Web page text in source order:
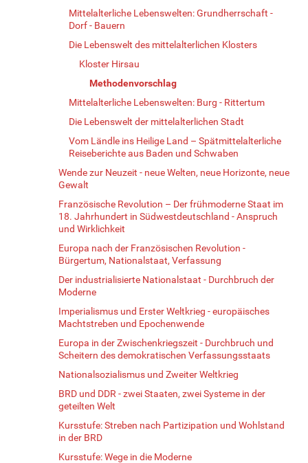
Mittelalterliche Lebenswelten: Grundherrschaft -
Dorf - Bauern
Die Lebenswelt des mittelalterlichen Klosters
Kloster Hirsau
Methodenvorschlag
Mittelalterliche Lebenswelten: Burg - Rittertum
Die Lebenswelt der mittelalterlichen Stadt
Vom Ländle ins Heilige Land – Spätmittelalterliche
Reiseberichte aus Baden und Schwaben
Wende zur Neuzeit - neue Welten, neue Horizonte, neue
Gewalt
Französische Revolution – Der frühmoderne Staat im
18. Jahrhundert in Südwestdeutschland - Anspruch
und Wirklichkeit
Europa nach der Französischen Revolution -
Bürgertum, Nationalstaat, Verfassung
Der industrialisierte Nationalstaat - Durchbruch der
Moderne
Imperialismus und Erster Weltkrieg - europäisches
Machtstreben und Epochenwende
Europa in der Zwischenkriegszeit - Durchbruch und
Scheitern des demokratischen Verfassungsstaats
Nationalsozialismus und Zweiter Weltkrieg
BRD und DDR - zwei Staaten, zwei Systeme in der
geteilten Welt
Kursstufe: Streben nach Partizipation und Wohlstand
in der BRD
Kursstufe: Wege in die Moderne